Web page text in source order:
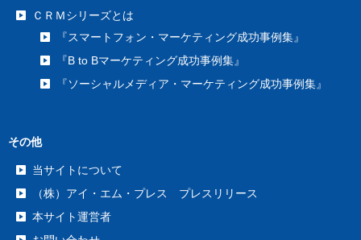
ＣＲＭシリーズとは
『スマートフォン・マーケティング成功事例集』
『B to Bマーケティング成功事例集』
『ソーシャルメディア・マーケティング成功事例集』
その他
当サイトについて
（株）アイ・エム・プレス プレスリリース
本サイト運営者